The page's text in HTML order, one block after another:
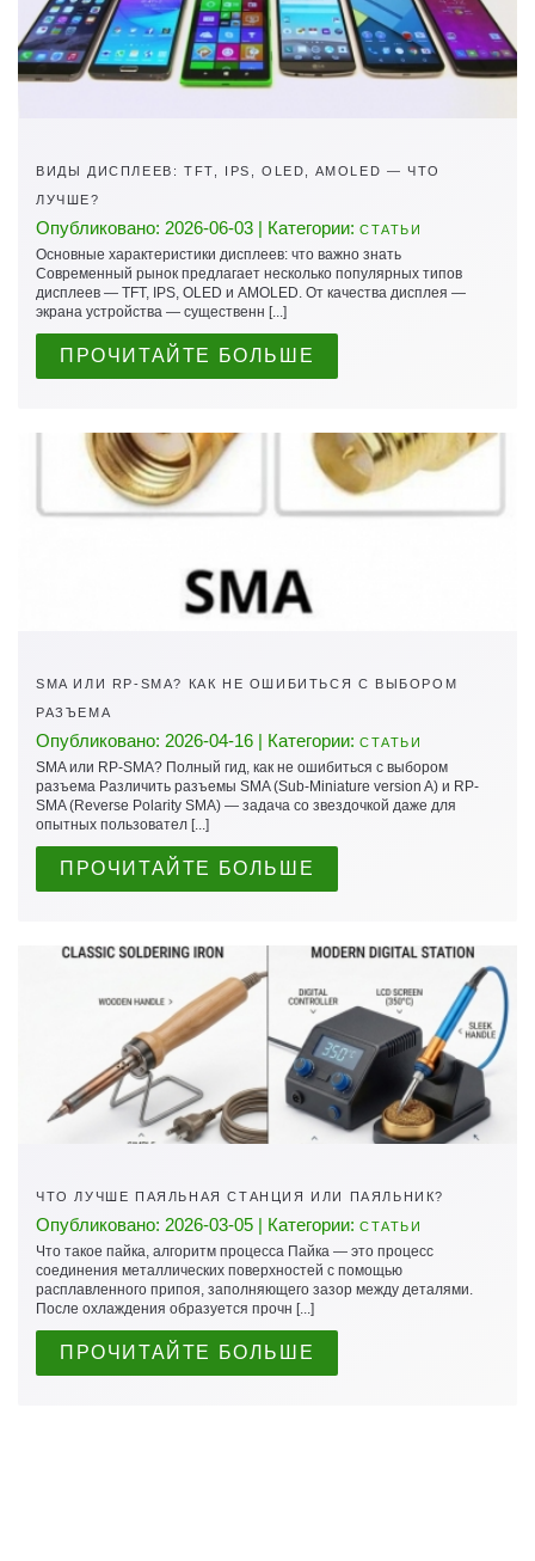
ВИДЫ ДИСПЛЕЕВ: TFT, IPS, OLED, AMOLED — ЧТО
ЛУЧШЕ?
Опубликовано: 2026-06-03 | Категории: СТАТЬИ
Основные характеристики дисплеев: что важно знать
Современный рынок предлагает несколько популярных типов
дисплеев — TFT, IPS, OLED и AMOLED. От качества дисплея —
экрана устройства — существенн [...]
ПРОЧИТАЙТЕ БОЛЬШЕ
SMA ИЛИ RP-SMA? КАК НЕ ОШИБИТЬСЯ С ВЫБОРОМ
РАЗЪЕМА
Опубликовано: 2026-04-16 | Категории: СТАТЬИ
SMA или RP-SMA? Полный гид, как не ошибиться с выбором
разъема Различить разъемы SMA (Sub-Miniature version A) и RP-
SMA (Reverse Polarity SMA) — задача со звездочкой даже для
опытных пользовател [...]
ПРОЧИТАЙТЕ БОЛЬШЕ
ЧТО ЛУЧШЕ ПАЯЛЬНАЯ СТАНЦИЯ ИЛИ ПАЯЛЬНИК?
Опубликовано: 2026-03-05 | Категории: СТАТЬИ
Что такое пайка, алгоритм процесса Пайка — это процесс
соединения металлических поверхностей с помощью
расплавленного припоя, заполняющего зазор между деталями.
После охлаждения образуется прочн [...]
ПРОЧИТАЙТЕ БОЛЬШЕ